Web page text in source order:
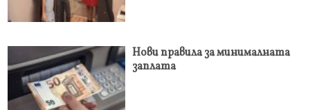
Нови правила за минималната
заплата